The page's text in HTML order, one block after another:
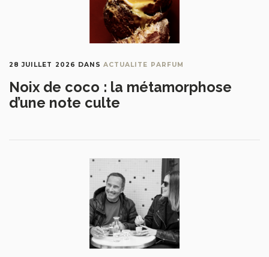
28 JUILLET 2026 DANSACTUALITE PARFUM
Noix de coco : la métamorphose
d’une note culte